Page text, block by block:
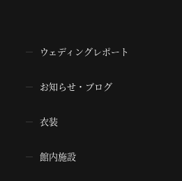
ウェディングレポート
お知らせ・ブログ
衣装
館内施設